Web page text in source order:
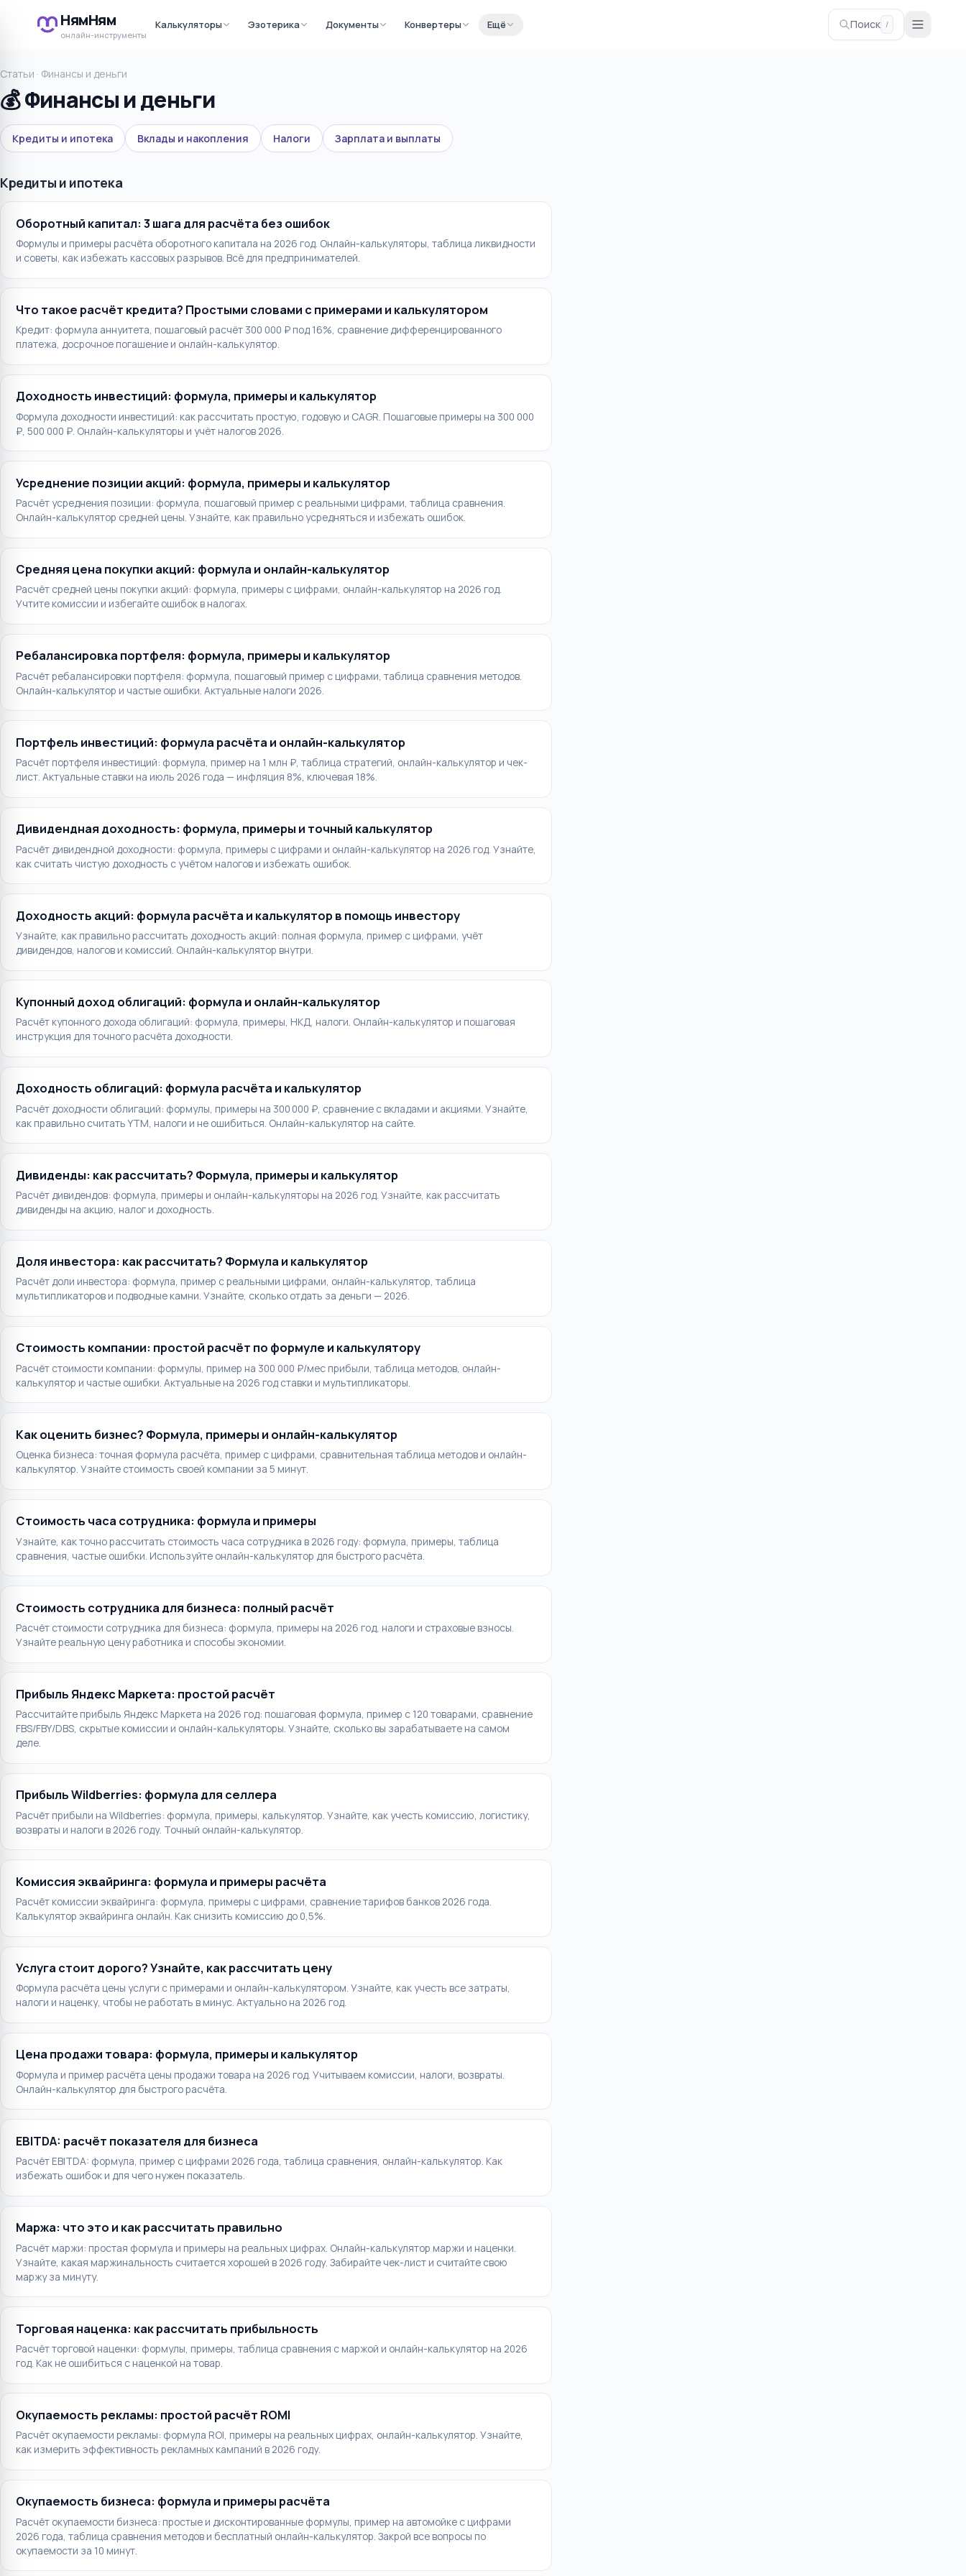
НямНям
онлайн-инструменты
Калькуляторы Эзотерика Документы Конвертеры Ещё Поиск /
Статьи · Финансы и деньги
💰Финансы и деньги
Кредиты и ипотека Вклады и накопления Налоги Зарплата и выплаты
Кредиты и ипотека
Оборотный капитал: 3 шага для расчёта без ошибок
Формулы и примеры расчёта оборотного капитала на 2026 год. Онлайн-калькуляторы, таблица ликвидности
и советы, как избежать кассовых разрывов. Всё для предпринимателей.
Что такое расчёт кредита? Простыми словами с примерами и калькулятором
Кредит: формула аннуитета, пошаговый расчёт 300 000 ₽ под 16%, сравнение дифференцированного
платежа, досрочное погашение и онлайн-калькулятор.
Доходность инвестиций: формула, примеры и калькулятор
Формула доходности инвестиций: как рассчитать простую, годовую и CAGR. Пошаговые примеры на 300 000
₽, 500 000 ₽. Онлайн-калькуляторы и учёт налогов 2026.
Усреднение позиции акций: формула, примеры и калькулятор
Расчёт усреднения позиции: формула, пошаговый пример с реальными цифрами, таблица сравнения.
Онлайн-калькулятор средней цены. Узнайте, как правильно усредняться и избежать ошибок.
Средняя цена покупки акций: формула и онлайн-калькулятор
Расчёт средней цены покупки акций: формула, примеры с цифрами, онлайн-калькулятор на 2026 год.
Учтите комиссии и избегайте ошибок в налогах.
Ребалансировка портфеля: формула, примеры и калькулятор
Расчёт ребалансировки портфеля: формула, пошаговый пример с цифрами, таблица сравнения методов.
Онлайн-калькулятор и частые ошибки. Актуальные налоги 2026.
Портфель инвестиций: формула расчёта и онлайн-калькулятор
Расчёт портфеля инвестиций: формула, пример на 1 млн ₽, таблица стратегий, онлайн-калькулятор и чек-
лист. Актуальные ставки на июль 2026 года — инфляция 8%, ключевая 18%.
Дивидендная доходность: формула, примеры и точный калькулятор
Расчёт дивидендной доходности: формула, примеры с цифрами и онлайн-калькулятор на 2026 год. Узнайте,
как считать чистую доходность с учётом налогов и избежать ошибок.
Доходность акций: формула расчёта и калькулятор в помощь инвестору
Узнайте, как правильно рассчитать доходность акций: полная формула, пример с цифрами, учёт
дивидендов, налогов и комиссий. Онлайн-калькулятор внутри.
Купонный доход облигаций: формула и онлайн-калькулятор
Расчёт купонного дохода облигаций: формула, примеры, НКД, налоги. Онлайн-калькулятор и пошаговая
инструкция для точного расчёта доходности.
Доходность облигаций: формула расчёта и калькулятор
Расчёт доходности облигаций: формулы, примеры на 300 000 ₽, сравнение с вкладами и акциями. Узнайте,
как правильно считать YTM, налоги и не ошибиться. Онлайн-калькулятор на сайте.
Дивиденды: как рассчитать? Формула, примеры и калькулятор
Расчёт дивидендов: формула, примеры и онлайн-калькуляторы на 2026 год. Узнайте, как рассчитать
дивиденды на акцию, налог и доходность.
Доля инвестора: как рассчитать? Формула и калькулятор
Расчёт доли инвестора: формула, пример с реальными цифрами, онлайн-калькулятор, таблица
мультипликаторов и подводные камни. Узнайте, сколько отдать за деньги — 2026.
Стоимость компании: простой расчёт по формуле и калькулятору
Расчёт стоимости компании: формулы, пример на 300 000 ₽/мес прибыли, таблица методов, онлайн-
калькулятор и частые ошибки. Актуальные на 2026 год ставки и мультипликаторы.
Как оценить бизнес? Формула, примеры и онлайн-калькулятор
Оценка бизнеса: точная формула расчёта, пример с цифрами, сравнительная таблица методов и онлайн-
калькулятор. Узнайте стоимость своей компании за 5 минут.
Стоимость часа сотрудника: формула и примеры
Узнайте, как точно рассчитать стоимость часа сотрудника в 2026 году: формула, примеры, таблица
сравнения, частые ошибки. Используйте онлайн-калькулятор для быстрого расчёта.
Стоимость сотрудника для бизнеса: полный расчёт
Расчёт стоимости сотрудника для бизнеса: формула, примеры на 2026 год, налоги и страховые взносы.
Узнайте реальную цену работника и способы экономии.
Прибыль Яндекс Маркета: простой расчёт
Рассчитайте прибыль Яндекс Маркета на 2026 год: пошаговая формула, пример с 120 товарами, сравнение
FBS/FBY/DBS, скрытые комиссии и онлайн-калькуляторы. Узнайте, сколько вы зарабатываете на самом
деле.
Прибыль Wildberries: формула для селлера
Расчёт прибыли на Wildberries: формула, примеры, калькулятор. Узнайте, как учесть комиссию, логистику,
возвраты и налоги в 2026 году. Точный онлайн-калькулятор.
Комиссия эквайринга: формула и примеры расчёта
Расчёт комиссии эквайринга: формула, примеры с цифрами, сравнение тарифов банков 2026 года.
Калькулятор эквайринга онлайн. Как снизить комиссию до 0,5%.
Услуга стоит дорого? Узнайте, как рассчитать цену
Формула расчёта цены услуги с примерами и онлайн-калькулятором. Узнайте, как учесть все затраты,
налоги и наценку, чтобы не работать в минус. Актуально на 2026 год.
Цена продажи товара: формула, примеры и калькулятор
Формула и пример расчёта цены продажи товара на 2026 год. Учитываем комиссии, налоги, возвраты.
Онлайн-калькулятор для быстрого расчёта.
EBITDA: расчёт показателя для бизнеса
Расчёт EBITDA: формула, пример с цифрами 2026 года, таблица сравнения, онлайн-калькулятор. Как
избежать ошибок и для чего нужен показатель.
Маржа: что это и как рассчитать правильно
Расчёт маржи: простая формула и примеры на реальных цифрах. Онлайн-калькулятор маржи и наценки.
Узнайте, какая маржинальность считается хорошей в 2026 году. Забирайте чек-лист и считайте свою
маржу за минуту.
Торговая наценка: как рассчитать прибыльность
Расчёт торговой наценки: формулы, примеры, таблица сравнения с маржой и онлайн-калькулятор на 2026
год. Как не ошибиться с наценкой на товар.
Окупаемость рекламы: простой расчёт ROMI
Расчёт окупаемости рекламы: формула ROI, примеры на реальных цифрах, онлайн-калькулятор. Узнайте,
как измерить эффективность рекламных кампаний в 2026 году.
Окупаемость бизнеса: формула и примеры расчёта
Расчёт окупаемости бизнеса: простые и дисконтированные формулы, пример на автомойке с цифрами
2026 года, таблица сравнения методов и бесплатный онлайн-калькулятор. Закрой все вопросы по
окупаемости за 10 минут.